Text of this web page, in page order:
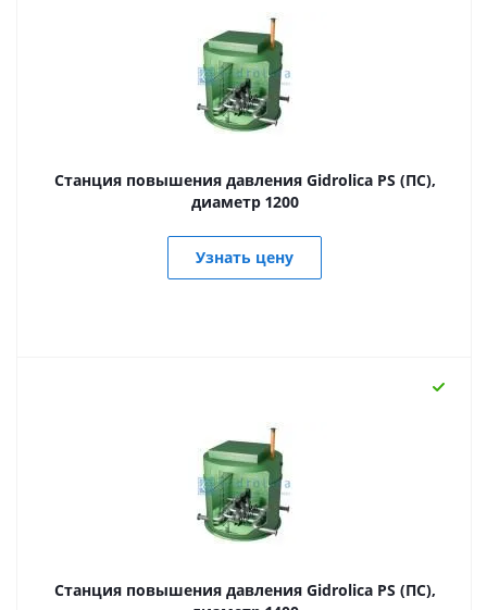
Станция повышения давления Gidrolica PS (ПС),
диаметр 1200
Узнать цену
Станция повышения давления Gidrolica PS (ПС),